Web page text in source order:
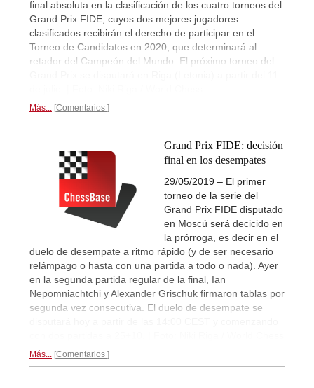
final absoluta en la clasificación de los cuatro torneos del
Grand Prix FIDE, cuyos dos mejores jugadores
clasificados recibirán el derecho de participar en el
Torneo de Candidatos en 2020, que determinará al
retador del Campeón del Mundo. El próximo torneo del
Más... Comentarios
Grand Prix FIDE: decisión
final en los desempates
29/05/2019 – El primer
torneo de la serie del
Grand Prix FIDE disputado
en Moscú será decicido en
la prórroga, es decir en el
duelo de desempate a ritmo rápido (y de ser necesario
relámpago o hasta con una partida a todo o nada). Ayer
en la segunda partida regular de la final, Ian
Nepomniachtchi y Alexander Grischuk firmaron tablas por
segunda vez consecutiva. El duelo de desempate se
Más... Comentarios